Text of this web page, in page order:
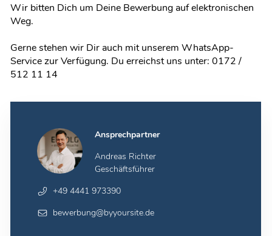
Ansprechpartner
Andreas Richter
Geschäftsführer
+49 4441 973390
bewerbung@byyoursite.de
Wir bitten Dich um Deine Bewerbung auf elektronischen
Weg.
Gerne stehen wir Dir auch mit unserem WhatsApp-
Service zur Verfügung. Du erreichst uns unter: 0172 /
512 11 14